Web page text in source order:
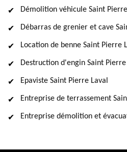
Démolition véhicule Saint Pierre
Débarras de grenier et cave
Location de benne Saint Pierre
Destruction d'engin Saint Pierre
Epaviste Saint Pierre Laval
Entreprise de terrassement
Entreprise démolition et